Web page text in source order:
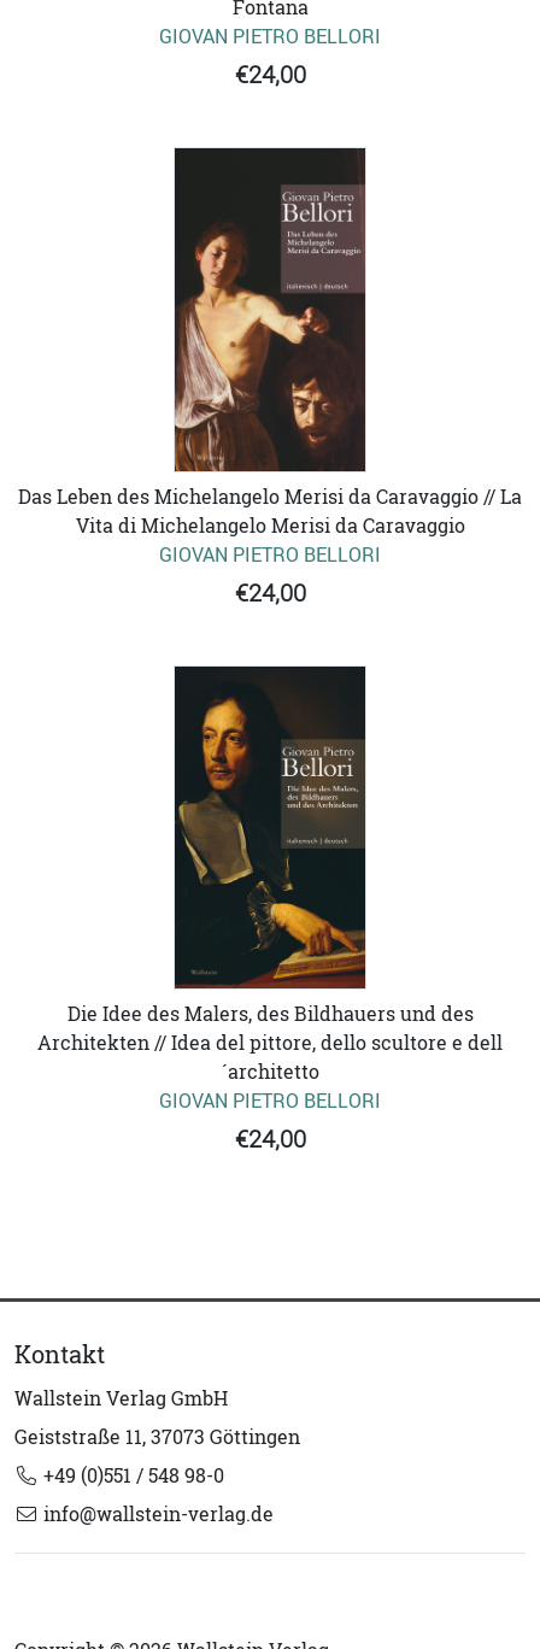
Fontana
GIOVAN PIETRO BELLORI
€24,00
Das Leben des Michelangelo Merisi da Caravaggio // La
Vita di Michelangelo Merisi da Caravaggio
GIOVAN PIETRO BELLORI
€24,00
Die Idee des Malers, des Bildhauers und des
Architekten // Idea del pittore, dello scultore e dell
´architetto
GIOVAN PIETRO BELLORI
€24,00
Kontakt
Wallstein Verlag GmbH
Geiststraße 11, 37073 Göttingen
+49 (0)551 / 548 98-0
info@wallstein-verlag.de